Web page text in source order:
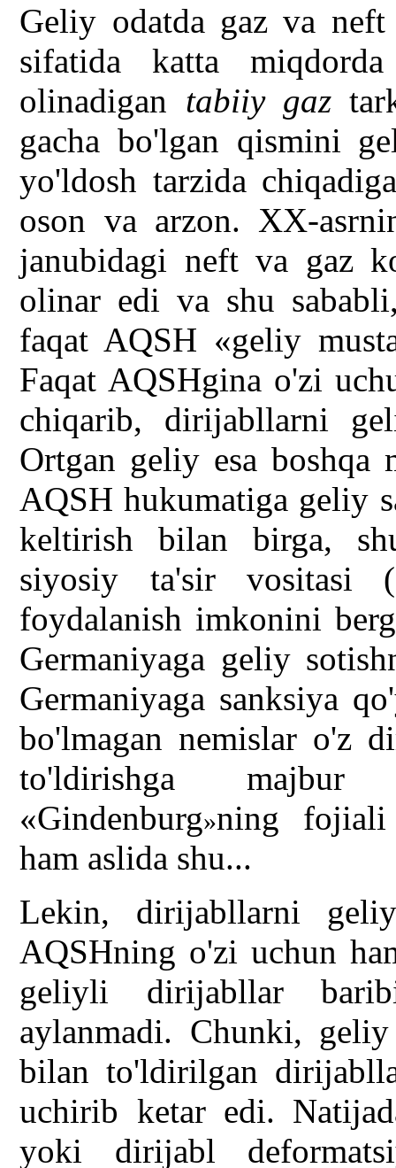
Geliy odatda gaz va neft
sifatida katta
olinadigan tabiiy gaz
gacha bo'lgan qismini
yo'ldosh tarzida
oson va arzon. XX-
janubidagi neft va gaz
olinar edi va shu
faqat AQSH «geliy
Faqat AQSHgina o'zi
chiqarib, dirijabllarni
Ortgan geliy esa boshqa
AQSH hukumatiga geliy
keltirish bilan birga,
siyosiy ta'sir vositasi
foydalanish imkonini
Germaniyaga geliy
Germaniyaga sanksiya
bo'lmagan nemislar o'z
to'ldirishga
«Gindenburg»ning fojiali
ham aslida shu...
Lekin, dirijabllarni
AQSHning o'zi uchun
geliyli dirijabllar
aylanmadi. Chunki,
bilan to'ldirilgan
uchirib ketar edi.
yoki dirijabl